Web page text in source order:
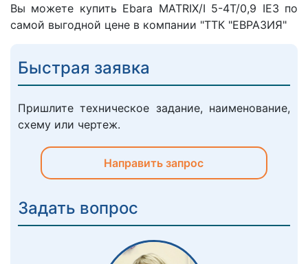
Вы можете купить Ebara MATRIX/I 5-4T/0,9 IE3 по
самой выгодной цене в компании "ТТК "ЕВРАЗИЯ"
Быстрая заявка
Пришлите техническое задание, наименование,
схему или чертеж.
Направить запрос
Задать вопрос